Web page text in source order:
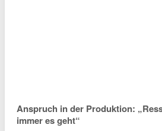
Anspruch in der Produktion:
immer es geht“